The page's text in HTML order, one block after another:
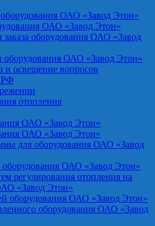
ОАО «Завод Этон»
ОАО «Завод Этон»
оборудования ОАО «Завод
оборудования ОАО «Завод Этон»
и освещение вопросов
РФ
отопления
ОАО «Завод Этон»
ОАО «Завод Этон»
для оборудования ОАО «Завод
ОАО «Завод Этон»
регулирования отопления на
«Завод Этон»
оборудования ОАО «Завод Этон»
оборудования ОАО «Завод